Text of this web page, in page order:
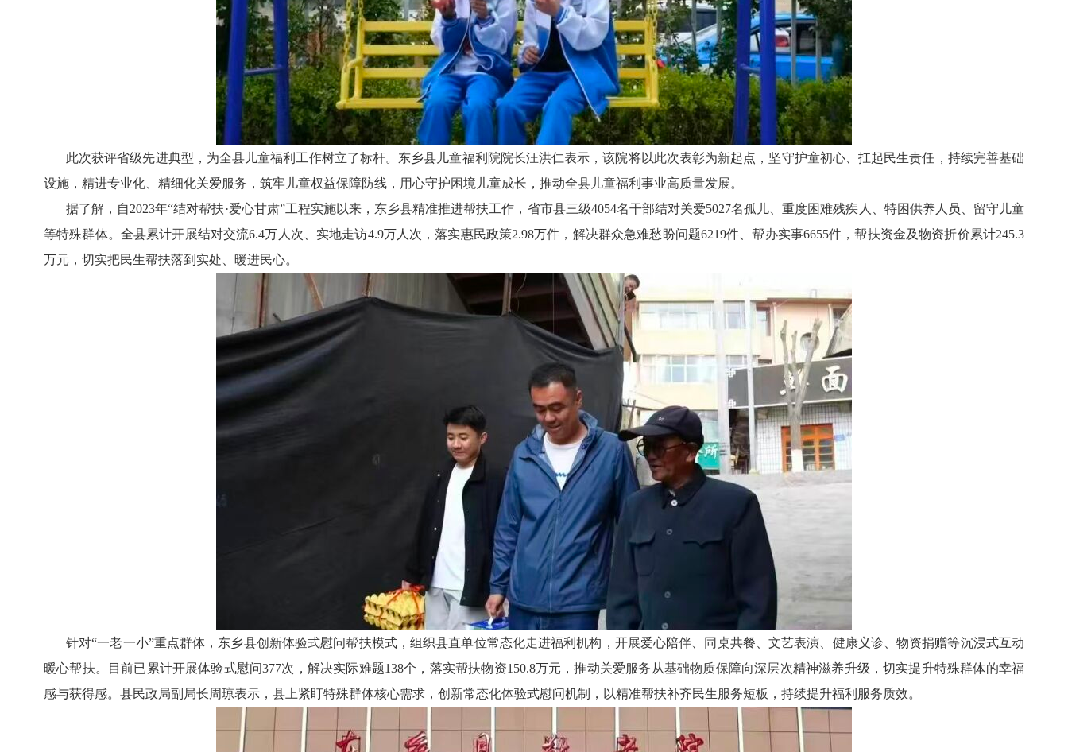
此次获评省级先进典型，为全县儿童福利工作树立了标杆。东乡县儿童福利院院长汪洪仁表示，该院将以此次表彰为新起点，坚守护童初心、扛起民生责任，持续完善基础
设施，精进专业化、精细化关爱服务，筑牢儿童权益保障防线，用心守护困境儿童成长，推动全县儿童福利事业高质量发展。
据了解，自2023年“结对帮扶·爱心甘肃”工程实施以来，东乡县精准推进帮扶工作，省市县三级4054名干部结对关爱5027名孤儿、重度困难残疾人、特困供养人员、留守儿童
等特殊群体。全县累计开展结对交流6.4万人次、实地走访4.9万人次，落实惠民政策2.98万件，解决群众急难愁盼问题6219件、帮办实事6655件，帮扶资金及物资折价累计245.3
万元，切实把民生帮扶落到实处、暖进民心。
针对“一老一小”重点群体，东乡县创新体验式慰问帮扶模式，组织县直单位常态化走进福利机构，开展爱心陪伴、同桌共餐、文艺表演、健康义诊、物资捐赠等沉浸式互动
暖心帮扶。目前已累计开展体验式慰问377次，解决实际难题138个，落实帮扶物资150.8万元，推动关爱服务从基础物质保障向深层次精神滋养升级，切实提升特殊群体的幸福
感与获得感。县民政局副局长周琼表示，县上紧盯特殊群体核心需求，创新常态化体验式慰问机制，以精准帮扶补齐民生服务短板，持续提升福利服务质效。